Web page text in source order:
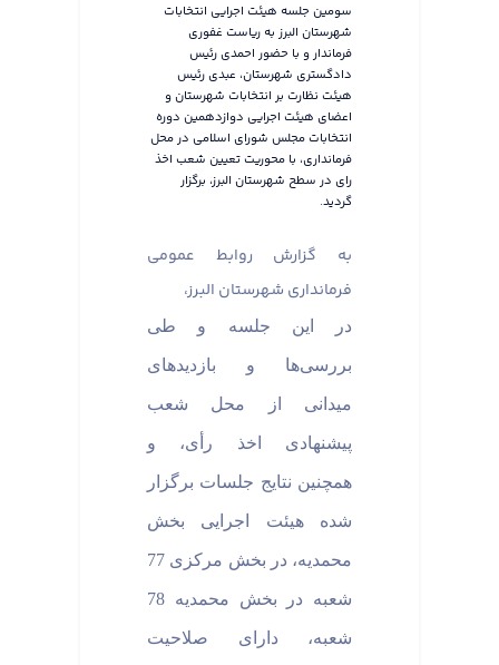
سومین جلسه هیئت اجرایی انتخابات
شهرستان البرز به ریاست غفوری
فرماندار و با حضور احمدی رئیس
دادگستری شهرستان، عبدی رئیس
هیئت نظارت بر انتخابات شهرستان و
اعضای هیئت اجرایی دوازدهمین دوره
انتخابات مجلس شورای اسلامی در محل
فرمانداری، با محوریت تعیین شعب اخذ
رای در سطح شهرستان البرز، برگزار
گردید.
به گزارش روابط عمومی
فرمانداری شهرستان البرز،
در این جلسه و طی
بررسی‌ها و بازدیدهای
میدانی از محل شعب
پیشنهادی اخذ رأی، و
همچنین نتایج جلسات برگزار
شده هیئت اجرایی بخش
محمدیه، در بخش مرکزی 77
شعبه در بخش محمدیه 78
شعبه، دارای صلاحیت